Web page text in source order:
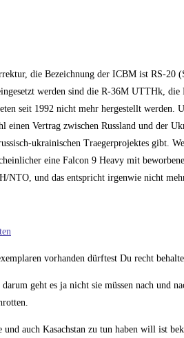
die Bezeichnung der ICBM ist RS-
werden sind die R-36M UTTHk,
seit 1992 nicht mehr hergestellt
Vertrag zwischen Russland und der
ukrainischen Traegerprojektes gibt.
eine Falcon 9 Heavy mit
NTO, und das entspricht irgenwie nicht
vorhanden dürftest Du recht
geht es ja nicht sie müssen nach und
auch Kasachstan zu tun haben will ist